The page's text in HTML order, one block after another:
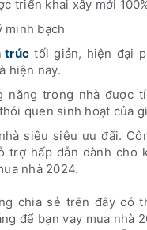
triển khai xây mới
minh bạch
trúc tối giản, hiện đại
hiện nay.
năng trong nhà được
quen sinh hoạt của
siêu siêu ưu đãi.
trợ hấp dẫn dành cho
nhà 2024.
chia sẻ trên đây có
để bạn vay mua nhà